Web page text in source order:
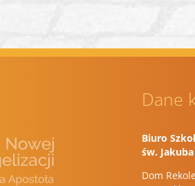
Dane
Biuro
św.
Dom